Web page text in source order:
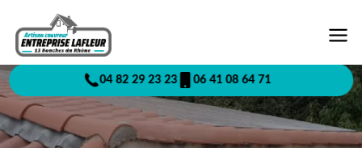
04 82 29 23 23 06 41 08 64 71